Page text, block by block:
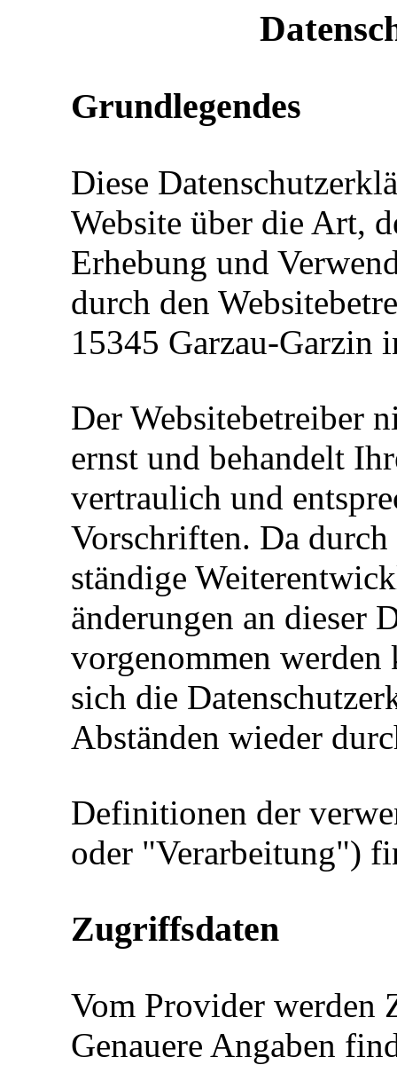
Grundlegendes
Diese
Website über die Art,
Erhebung und
durch den
15345 Garzau-Garzin
Der Websitebetreiber
ernst und behandelt
vertraulich und
Vorschriften. Da
ständige
änderungen an dieser
vorgenommen
sich die
Abständen wieder
Definitionen der
oder "Verarbeitung")
Zugriffsdaten
Vom Provider werden
Genauere Angaben